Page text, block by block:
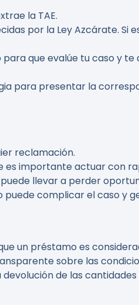
la TAE.
por la Ley Azcárate. Si
que evalúe tu caso y
para presentar la
reclamación.
es importante actuar con
llevar a perder
puede complicar el caso y
un préstamo es
sobre las
de las cantidades